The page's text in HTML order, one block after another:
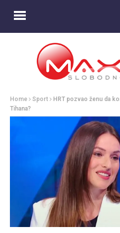
Home Sport
HRT pozvao ženu da
Tihana?